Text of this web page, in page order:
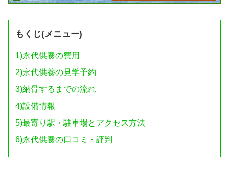
もくじ(メニュー)
1)永代供養の費用
2)永代供養の見学予約
3)納骨するまでの流れ
4)設備情報
5)最寄り駅・駐車場とアクセス方法
6)永代供養の口コミ・評判